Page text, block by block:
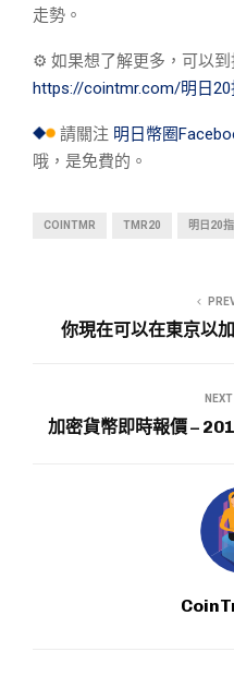
走勢。
⚙︎ 如果想了解更多，可以到
https://cointmr.com/明日
請關注 明日幣圈
哦，是免費的。
COINTMR TMR20 明日20
你現在可以在東京以
加密貨幣即時報價 –